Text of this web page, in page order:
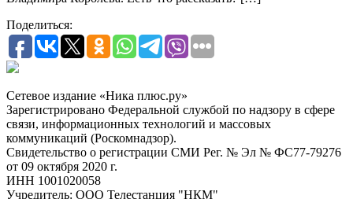
Поделиться:
Сетевое издание «Ника плюс.ру»
Зарегистрировано Федеральной службой по надзору в сфере
связи, информационных технологий и массовых
коммуникаций (Роскомнадзор).
Свидетельство о регистрации СМИ Рег. № Эл № ФС77-79276
от 09 октября 2020 г.
ИНН 1001020058
Учредитель: ООО Телестанция "НКМ"